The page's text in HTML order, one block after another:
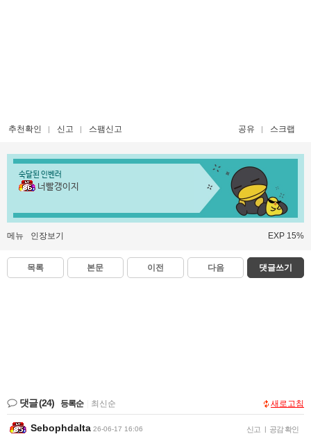
추천확인 신고 스팸신고 공유 스크랩
숙달된 인벤러
너빨갱이지
메뉴 인장보기 EXP 15%
목록 본문 이전 다음 댓글쓰기
댓글(24) 등록순 최신순 새로고침
Sebophdalta 26-06-17 16:06 신고 | 공감 확인